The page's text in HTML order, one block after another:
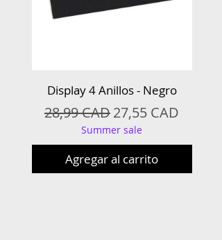
Display 4 Anillos - Negro
Precio
28,99 CADPrecio de oferta
27,55 CAD
Summer sale
Agregar al carrito